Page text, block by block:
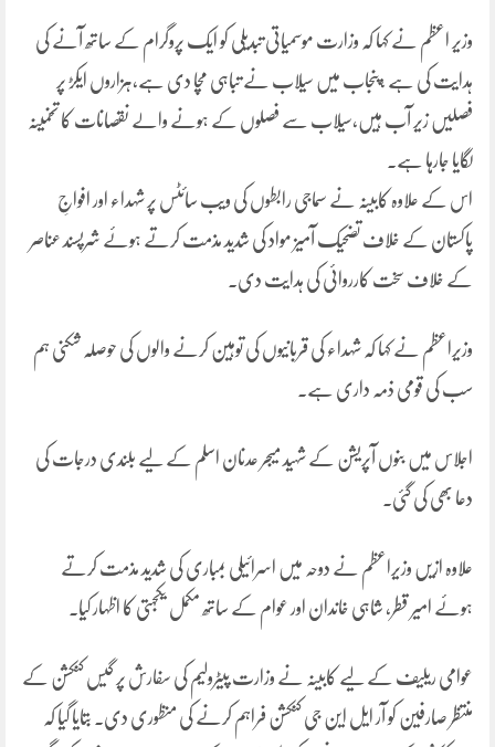
وزیر اعظم نے کہا کہ وزارت موسمیاتی تبدیلی کو ایک پروگرام کے ساتھ آنے کی
ہدایت کی ہے ،پنجاب میں سیلاب نے تباہی مچا دی ہے،ہزاروں ایکڑ پر
فصلیں زیر آب ہیں،سیلاب سے فصلوں کے ہونے والے نقصانات کا تخمینہ
لگایا جارہا ہے۔
اس کے علاوہ کابینہ نے سماجی رابطوں کی ویب سائٹس پر شہداء اور افواجِ
پاکستان کے خلاف تضحیک آمیز مواد کی شدید مذمت کرتے ہوئے شرپسند عناصر
کے خلاف سخت کارروائی کی ہدایت دی۔
وزیراعظم نے کہا کہ شہداء کی قربانیوں کی توہین کرنے والوں کی حوصلہ شکنی ہم
سب کی قومی ذمہ داری ہے۔
اجلاس میں بنوں آپریشن کے شہید میجر عدنان اسلم کے لیے بلندی درجات کی
دعا بھی کی گئی۔
علاوہ ازیں وزیراعظم نے دوحہ میں اسرائیلی بمباری کی شدید مذمت کرتے
ہوئے امیر قطر، شاہی خاندان اور عوام کے ساتھ مکمل یکجہتی کا اظہار کیا۔
عوامی ریلیف کے لیے کابینہ نے وزارت پیٹرولیم کی سفارش پر گیس کنکشن کے
منتظر صارفین کو آر ایل این جی کنکشن فراہم کرنے کی منظوری دی۔ بتایا گیا کہ